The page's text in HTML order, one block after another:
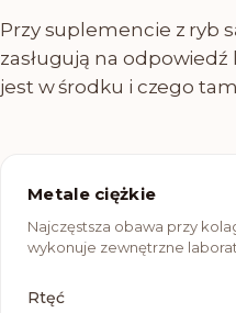
Przy suplemencie z ryb
zasługują na odpowiedź
jest w środku i czego
Metale ciężkie
Najczęstsza obawa przy
wykonuje zewnętrzne
Parametr
Rtęć